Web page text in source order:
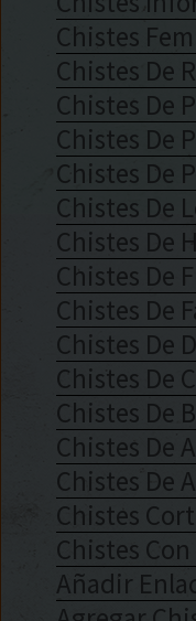
Chistes
Chistes De
Chistes De
Chistes De
Chistes De
Chistes De
Chistes De
Chistes De
Chistes De
Chistes De
Chistes De
Chistes De
Chistes De
Chistes De
Chistes
Chistes
Añadir